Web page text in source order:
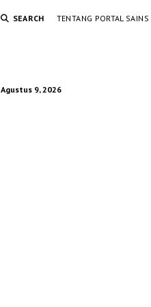
SEARCH TENTANG PORTAL SAINS
Agustus 9, 2026